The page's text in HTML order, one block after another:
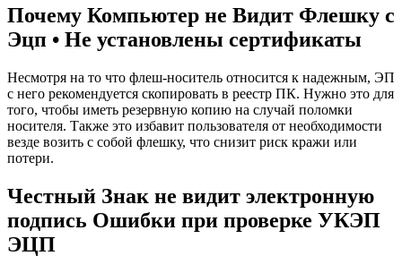
Почему Компьютер не Видит Флешку с
Эцп • Не установлены сертификаты
Несмотря на то что флеш-носитель относится к надежным, ЭП
с него рекомендуется скопировать в реестр ПК. Нужно это для
того, чтобы иметь резервную копию на случай поломки
носителя. Также это избавит пользователя от необходимости
везде возить с собой флешку, что снизит риск кражи или
потери.
Честный Знак не видит электронную
подпись Ошибки при проверке УКЭП
ЭЦП